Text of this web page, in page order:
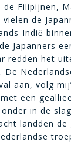
de Filipijnen,
vielen de
Indië
Japanners
redden het
De
aan, volg
een
in de
landden de